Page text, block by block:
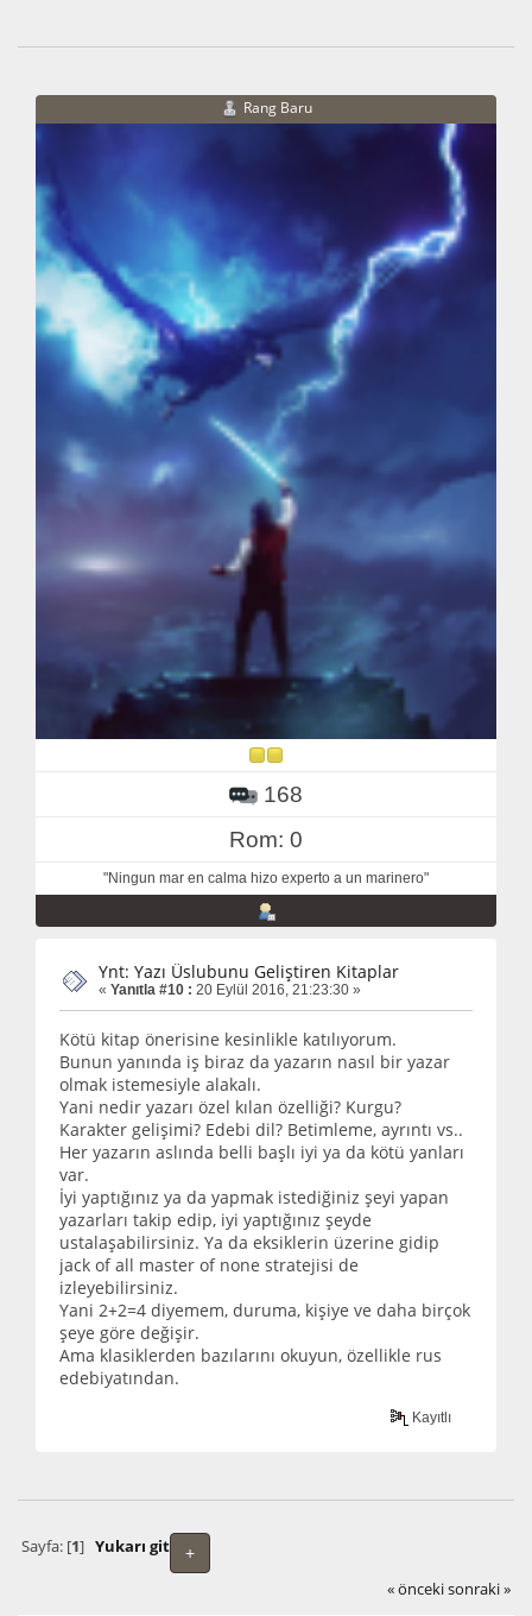
Rang Baru
168
Rom: 0
"Ningun mar en calma hizo experto a un marinero"
Ynt: Yazı Üslubunu Geliştiren Kitaplar
« Yanıtla #10 : 20 Eylül 2016, 21:23:30 »
Kötü kitap önerisine kesinlikle katılıyorum.
Bunun yanında iş biraz da yazarın nasıl bir yazar
olmak istemesiyle alakalı.
Yani nedir yazarı özel kılan özelliği? Kurgu?
Karakter gelişimi? Edebi dil? Betimleme, ayrıntı vs..
Her yazarın aslında belli başlı iyi ya da kötü yanları
var.
İyi yaptığınız ya da yapmak istediğiniz şeyi yapan
yazarları takip edip, iyi yaptığınız şeyde
ustalaşabilirsiniz. Ya da eksiklerin üzerine gidip
jack of all master of none stratejisi de
izleyebilirsiniz.
Yani 2+2=4 diyemem, duruma, kişiye ve daha birçok
şeye göre değişir.
Ama klasiklerden bazılarını okuyun, özellikle rus
edebiyatından.
Kayıtlı
+
Sayfa: [1] Yukarı git
« önceki sonraki »